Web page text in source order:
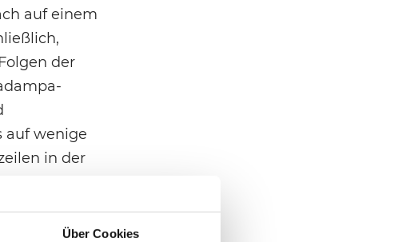
Über Cookies
auf einem
der
auf wenige
in der
Störfaktoren